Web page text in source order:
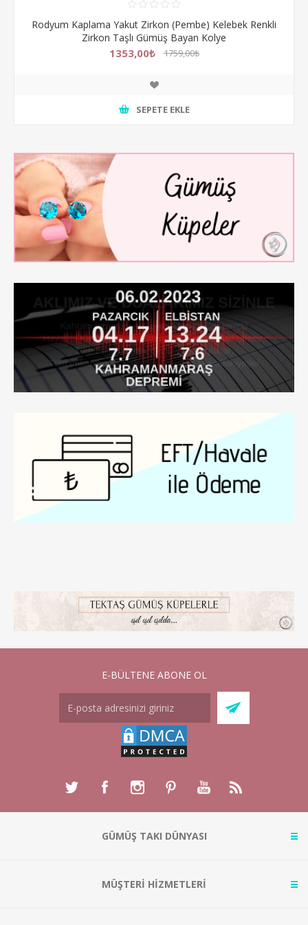
Rodyum Kaplama Yakut Zirkon (Pembe) Kelebek Renkli
Zirkon Taşlı Gümüş Bayan Kolye
1353,00₺ 1759,00₺
SEPETE EKLE
E-BÜLTENE ABONE OL
GÜMÜŞ TAKI DÜNYASI
MÜŞTERİ HİZMETLERİ